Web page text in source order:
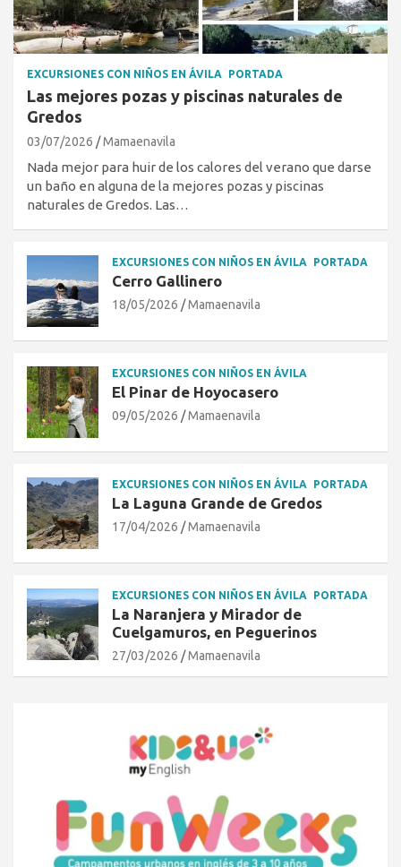
EXCURSIONES CON NIÑOS EN ÁVILA PORTADA
Las mejores pozas y piscinas naturales de
Gredos
03/07/2026 Mamaenavila
Nada mejor para huir de los calores del verano que darse
un baño en alguna de la mejores pozas y piscinas
naturales de Gredos. Las…
EXCURSIONES CON NIÑOS EN ÁVILA PORTADA
Cerro Gallinero
18/05/2026 Mamaenavila
EXCURSIONES CON NIÑOS EN ÁVILA
El Pinar de Hoyocasero
09/05/2026 Mamaenavila
EXCURSIONES CON NIÑOS EN ÁVILA PORTADA
La Laguna Grande de Gredos
17/04/2026 Mamaenavila
EXCURSIONES CON NIÑOS EN ÁVILA PORTADA
La Naranjera y Mirador de
Cuelgamuros, en Peguerinos
27/03/2026 Mamaenavila